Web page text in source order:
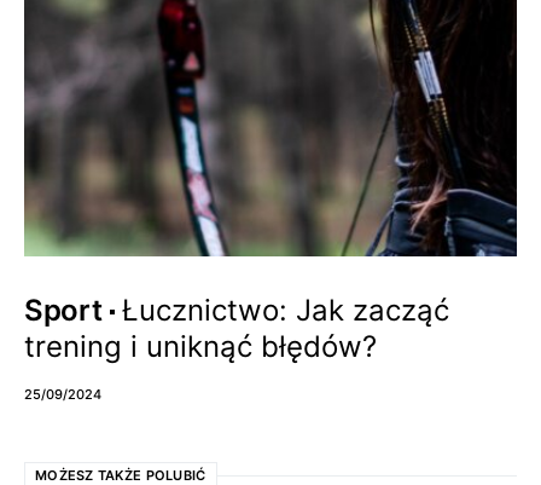
Sport Łucznictwo: Jak zacząć
trening i uniknąć błędów?
25/09/2024
MOŻESZ TAKŻE POLUBIĆ